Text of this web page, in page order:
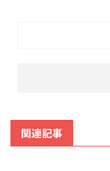
関連記事